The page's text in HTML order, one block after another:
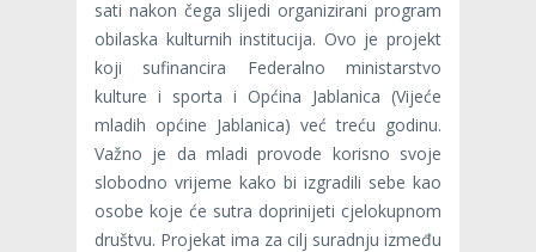
sati nakon čega slijedi organizirani program
obilaska kulturnih institucija. Ovo je projekt
koji sufinancira Federalno ministarstvo
kulture i sporta i Općina Jablanica (Vijeće
mladih općine Jablanica) već treću godinu.
Važno je da mladi provode korisno svoje
slobodno vrijeme kako bi izgradili sebe kao
osobe koje će sutra doprinijeti cjelokupnom
društvu. Projekat ima za cilj suradnju između